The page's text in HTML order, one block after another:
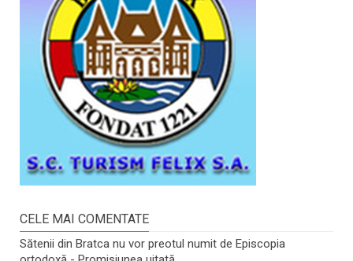
CELE MAI COMENTATE
Sătenii din Bratca nu vor preotul numit de Episcopia